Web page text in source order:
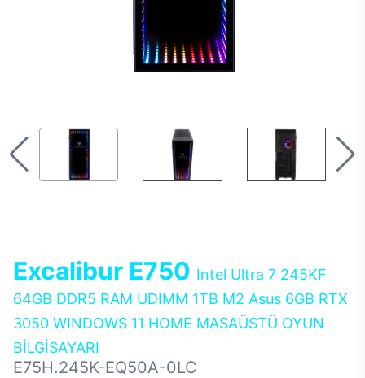
Excalibur E750 Intel Ultra 7 245KF
64GB DDR5 RAM UDIMM 1TB M2 Asus 6GB RTX
3050 WINDOWS 11 HOME MASAÜSTÜ OYUN
BİLGİSAYARI
E75H.245K-EQ50A-0LC